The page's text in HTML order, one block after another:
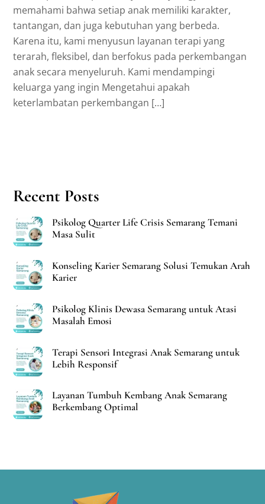
memahami bahwa setiap anak memiliki karakter,
tantangan, dan juga kebutuhan yang berbeda.
Karena itu, kami menyusun layanan terapi yang
terarah, fleksibel, dan berfokus pada perkembangan
anak secara menyeluruh. Kami mendampingi
keluarga yang ingin Mengetahui apakah
keterlambatan perkembangan […]
Recent Posts
Psikolog Quarter Life Crisis Semarang Temani
Masa Sulit
Konseling Karier Semarang Solusi Temukan Arah
Karier
Psikolog Klinis Dewasa Semarang untuk Atasi
Masalah Emosi
Terapi Sensori Integrasi Anak Semarang untuk
Lebih Responsif
Layanan Tumbuh Kembang Anak Semarang
Berkembang Optimal